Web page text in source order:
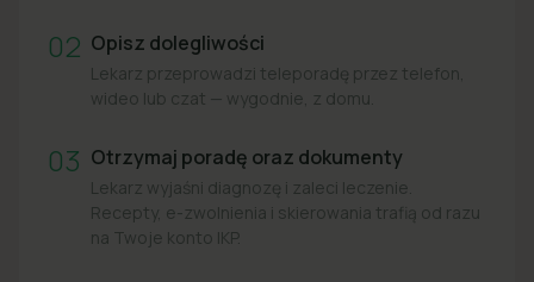
02 Opisz dolegliwości
Lekarz przeprowadzi teleporadę przez telefon,
wideo lub czat — wygodnie, z domu.
03 Otrzymaj poradę oraz dokumenty
Lekarz wyjaśni diagnozę i zaleci leczenie.
Recepty, e-zwolnienia i skierowania trafią od razu
na Twoje konto IKP.